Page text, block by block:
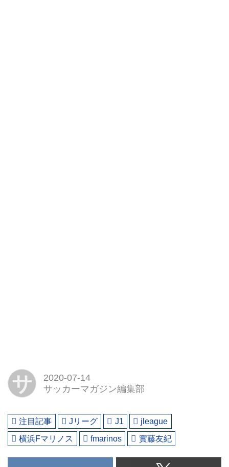
サ
2020-07-14
サッカーマガジン編集部
注目記事 Jリーグ J1
jleague
横浜Fマリノス
fmarinos 實藤友紀